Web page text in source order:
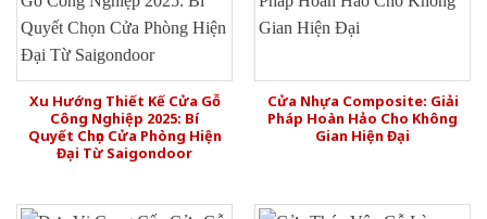
Xu Hướng Thiết Kế Cửa Gỗ
Công Nghiệp 2025: Bí
Quyết Chọn Cửa Phòng Hiện
Đại Từ Saigondoor
Cửa Nhựa Composite: Giải
Pháp Hoàn Hảo Cho Không
Gian Hiện Đại